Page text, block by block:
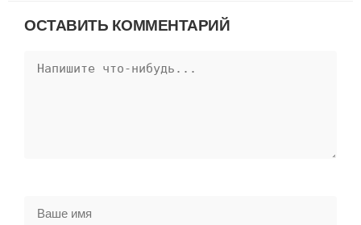
ОСТАВИТЬ КОММЕНТАРИЙ